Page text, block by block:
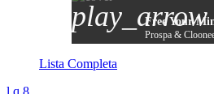
play_arrow
Free Your
Prospa &
Lista Completa